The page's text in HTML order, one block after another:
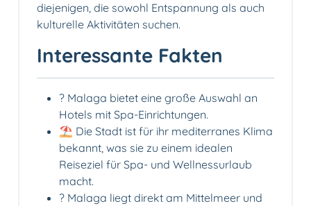
diejenigen, die sowohl Entspannung als auch
kulturelle Aktivitäten suchen.
Interessante Fakten
? Malaga bietet eine große Auswahl an
Hotels mit Spa-Einrichtungen.
⛱️ Die Stadt ist für ihr mediterranes Klima
bekannt, was sie zu einem idealen
Reiseziel für Spa- und Wellnessurlaub
macht.
? Malaga liegt direkt am Mittelmeer und